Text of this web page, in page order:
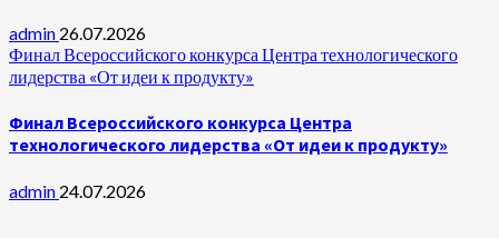
admin 26.07.2026
Финал Всероссийского конкурса Центра технологического
лидерства «От идеи к продукту»
Финал Всероссийского конкурса Центра
технологического лидерства «От идеи к продукту»
admin 24.07.2026